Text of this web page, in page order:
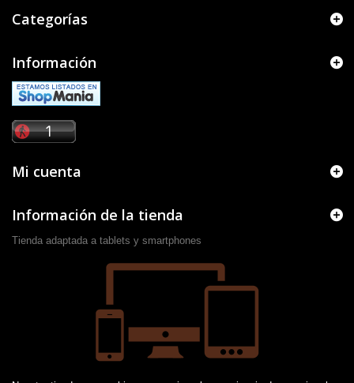
Categorías
Información
Mi cuenta
Información de la tienda
Tienda adaptada a tablets y smartphones